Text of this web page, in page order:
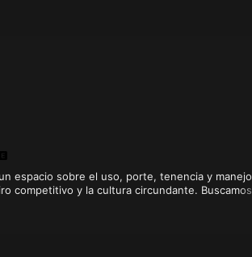
espacio sobre el uso, porte, tenencia y manejo
competitivo y la cultura circundante. Buscamos
más sobre armas y temas de interés
indicado.